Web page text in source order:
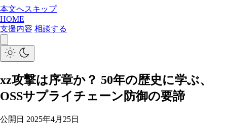
本文へスキップ
HOME
支援内容 相談する
xz攻撃は序章か？ 50年の歴史に学ぶ、
OSSサプライチェーン防御の要諦
公開日 2025年4月25日